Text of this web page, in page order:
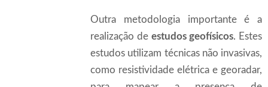
Outra metodologia importante é a
realização de estudos geofísicos. Estes
estudos utilizam técnicas não invasivas,
como resistividade elétrica e georadar,